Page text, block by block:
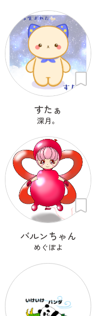
すたぁ
深月。
バルンちゃん
めぐぽよ